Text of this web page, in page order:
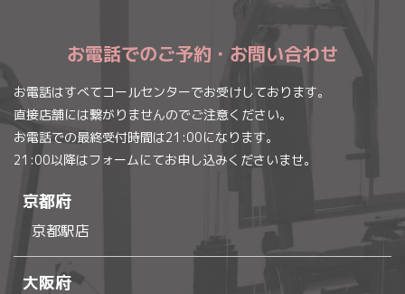
お電話でのご予約・お問い合わせ
お電話はすべてコールセンターでお受けしております。
直接店舗には繋がりませんのでご注意ください。
お電話での最終受付時間は21:00になります。
21:00以降はフォームにてお申し込みくださいませ。
京都府
京都駅店
大阪府